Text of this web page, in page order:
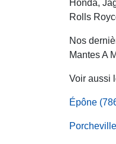
Honda,
Rolls
Nos
Mantes A
Voir aussi
Épône